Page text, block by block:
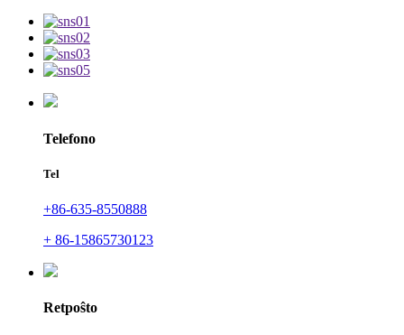
Telefono
Tel
+86-635-8550888
+ 86-15865730123
Retpoŝto